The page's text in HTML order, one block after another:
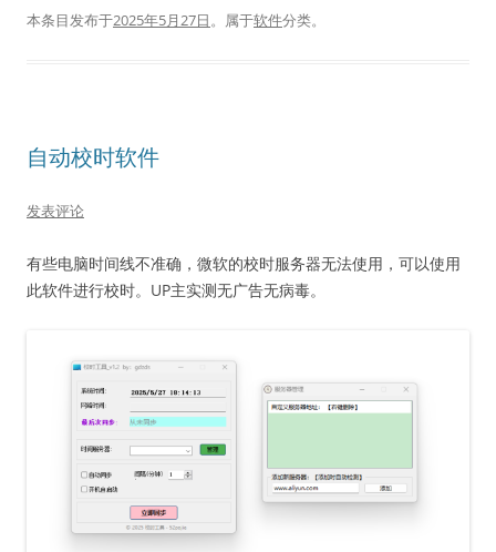
本条目发布于2025年5月27日。属于软件分类。
自动校时软件
发表评论
有些电脑时间线不准确，微软的校时服务器无法使用，可以使用
此软件进行校时。UP主实测无广告无病毒。